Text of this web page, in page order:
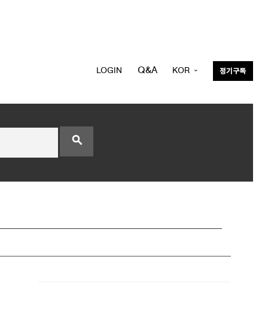
LOGIN Q&A KOR 정기구독
search